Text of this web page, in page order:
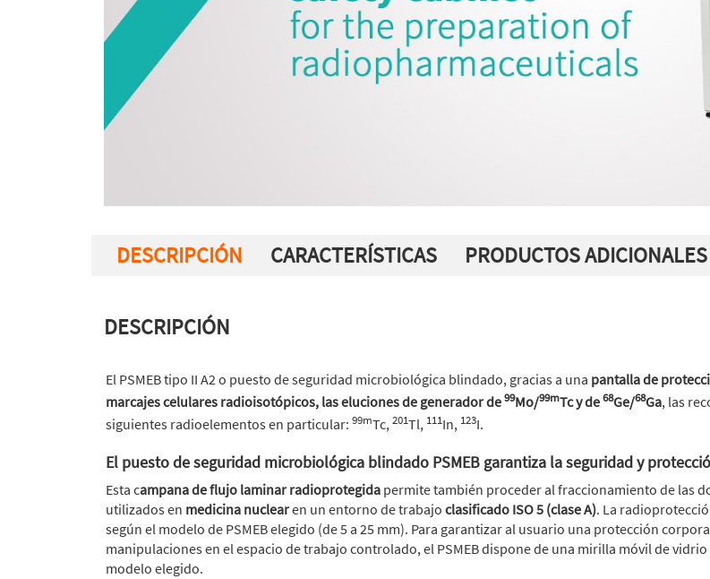
DESCRIPCIÓN CARACTERÍSTICAS PRODUCTOS ADICIONALES
DESCRIPCIÓN
El PSMEB tipo II A2 o puesto de seguridad microbiológica blindado, gracias a una pantalla de
marcajes celulares radioisotópicos, las eluciones de generador de99Mo/99mTc y de68Ge/68Ga, las
siguientes radioelementos en particular: 99mTc,201Tl, 111In, 123I.
El puesto de seguridad microbiológica blindado PSMEB garantiza la seguridad y
Esta campana de flujo laminar radioprotegida permite también proceder al fraccionamiento de las
utilizados en medicina nuclearen un entorno de trabajo clasificado ISO 5 (clase A). La
según el modelo de PSMEB elegido (de 5 a 25 mm). Para garantizar al usuario una protección
manipulaciones en el espacio de trabajo controlado, el PSMEB dispone de una mirilla móvil de
modelo elegido.